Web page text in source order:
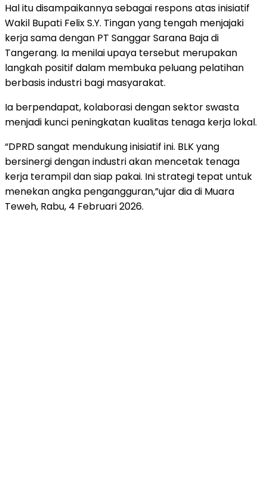
Hal itu disampaikannya sebagai respons atas inisiatif
Wakil Bupati Felix S.Y. Tingan yang tengah menjajaki
kerja sama dengan PT Sanggar Sarana Baja di
Tangerang. Ia menilai upaya tersebut merupakan
langkah positif dalam membuka peluang pelatihan
berbasis industri bagi masyarakat.
Ia berpendapat, kolaborasi dengan sektor swasta
menjadi kunci peningkatan kualitas tenaga kerja lokal.
“DPRD sangat mendukung inisiatif ini. BLK yang
bersinergi dengan industri akan mencetak tenaga
kerja terampil dan siap pakai. Ini strategi tepat untuk
menekan angka pengangguran,”ujar dia di Muara
Teweh, Rabu, 4 Februari 2026.